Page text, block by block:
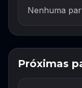
Nenhuma
Próximas